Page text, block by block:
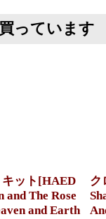
っています
ット[HAED
The Rose
and Earth
ク